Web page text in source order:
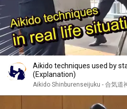
Aikido techniques used by
(Explanation)
Aikido Shinburenseijuku - 合気道